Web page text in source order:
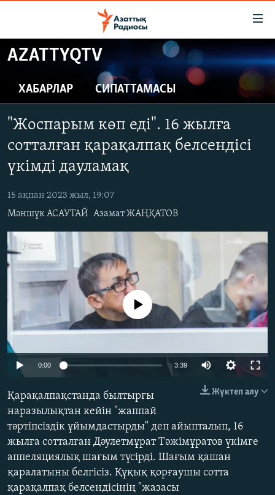
Skip
to
content
main
Skip
Search
ЖАҢАЛЫҚТАР
САЯСАТ
ҚАҢТАР ОҚИҒАСЫ
АДАМ ҚҰҚЫҚТАРЫ
ӘЛЕУМЕТ
ӘЛЕМ
АРНАЙЫ ЖОБАЛАР
Русский
ЖАЗЫЛЫҢЫЗ
AZATTYQTV
ХАБАРЛАР СИПАТТАМАСЫ
"Жоспарым көп еді". 16 жылға
сотталған қарақалпақ белсендісі
үкімді дауламақ
15 ақпан 2023 жыл, 19:07
Мәншүк АСАУТАЙ Азамат ЖАҢҚАТОВ
Auto 360p
No media source currently available
0:00 3:39
480p
1080p
Жүктеп алу
Қарақалпақстанда былтырғы
наразылықтан кейін "жаппай
тәртіпсіздік ұйымдастырды" деп айыпталып, 16
жылға сотталған Дәулетмұрат Тәжімұратов үкімге
аппеляциялық шағым түсірді. Шағым қашан
қаралатыны белгісіз. Құқық қорғаушы сотта
қарақалпақ белсендісінің "жазасы